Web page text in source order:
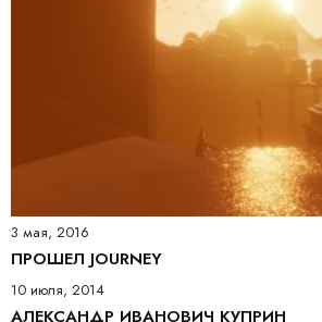
3 мая, 2016
ПРОШЕЛ JOURNEY
10 июля, 2014
АЛЕКСАНДР ИВАНОВИЧ КУПРИН